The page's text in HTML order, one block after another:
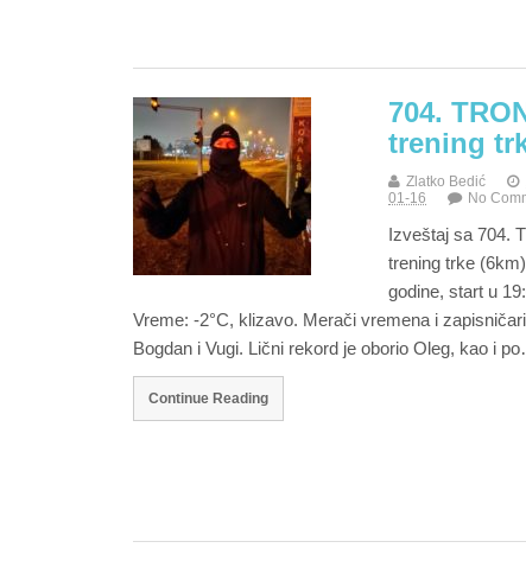
704.
trening
Zlatko Bedić
01-16
No
Izveštaj sa 704.
trening trke (6km)
godine, start u
Vreme: -2°C, klizavo. Merači vremena i
Bogdan i Vugi. Lični rekord je oborio Oleg, kao i
Continue Reading